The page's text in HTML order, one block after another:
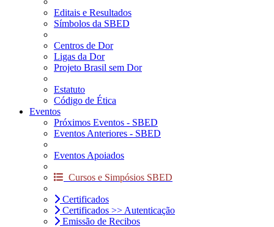
Editais e Resultados
Símbolos da SBED
Centros de Dor
Ligas da Dor
Projeto Brasil sem Dor
Estatuto
Código de Ética
Eventos
Próximos Eventos - SBED
Eventos Anteriores - SBED
Eventos Apoiados
Cursos e Simpósios SBED
Certificados
Certificados >> Autenticação
Emissão de Recibos